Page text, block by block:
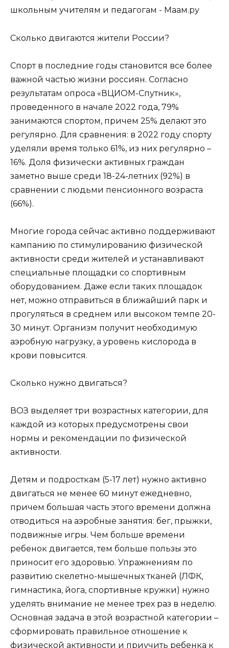
Сколько двигаются жители России?
Спорт в последние годы становится все более
важной частью жизни россиян. Согласно
результатам опроса «ВЦИОМ-Спутник»,
проведенного в начале 2022 года, 79%
занимаются спортом, причем 25% делают это
регулярно. Для сравнения: в 2022 году спорту
уделяли время только 61%, из них регулярно –
16%. Доля физически активных граждан
заметно выше среди 18-24-летних (92%) в
сравнении с людьми пенсионного возраста
(66%).
Многие города сейчас активно поддерживают
кампанию по стимулированию физической
активности среди жителей и устанавливают
специальные площадки со спортивным
оборудованием. Даже если таких площадок
нет, можно отправиться в ближайший парк и
прогуляться в среднем или высоком темпе 20-
30 минут. Организм получит необходимую
аэробную нагрузку, а уровень кислорода в
крови повысится.
Сколько нужно двигаться?
ВОЗ выделяет три возрастных категории, для
каждой из которых предусмотрены свои
нормы и рекомендации по физической
активности.
Детям и подросткам (5-17 лет) нужно активно
двигаться не менее 60 минут ежедневно,
причем большая часть этого времени должна
отводиться на аэробные занятия: бег, прыжки,
подвижные игры. Чем больше времени
ребенок двигается, тем больше пользы это
приносит его здоровью. Упражнениям по
развитию скелетно-мышечных тканей (ЛФК,
гимнастика, йога, спортивные кружки) нужно
уделять внимание не менее трех раз в неделю.
Основная задача в этой возрастной категории –
сформировать правильное отношение к
физической активности и приучить ребенка к